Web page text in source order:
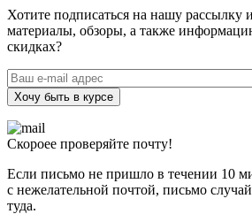
Хотите подписаться на нашу рассылку
материалы, обзоры, а также
скидках?
Хочу быть в курсе
Скороее проверяйте почту!
Если письмо не пришло в течении 10
с нежелательной почтой, письмо
туда.